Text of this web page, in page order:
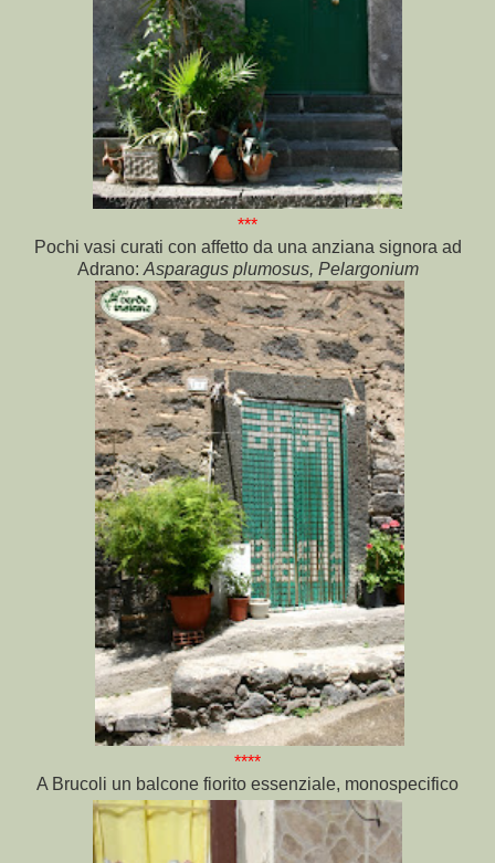
***
Pochi vasi curati con affetto da una anziana signora ad
Adrano: Asparagus plumosus, Pelargonium
****
A Brucoli un balcone fiorito essenziale, monospecifico